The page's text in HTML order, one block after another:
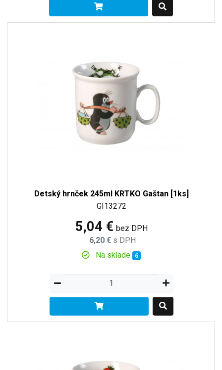
Detský hrnček 245ml KRTKO Gaštan [1ks]
GI13272
5,04 € bez DPH
6,20 € s DPH
Na sklade 6